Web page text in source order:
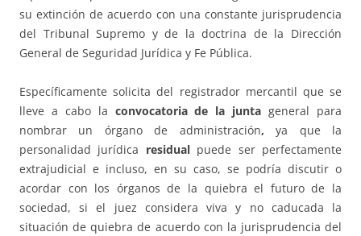
su extinción de acuerdo con una constante jurisprudencia
del Tribunal Supremo y de la doctrina de la Dirección
General de Seguridad Jurídica y Fe Pública.
Específicamente solicita del registrador mercantil que se
lleve a cabo la convocatoria de la junta general para
nombrar un órgano de administración,ya que la
personalidad jurídica residualpuede ser perfectamente
extrajudicial e incluso, en su caso, se podría discutir o
acordar con los órganos de la quiebra el futuro de la
sociedad, si el juez considera viva y no caducada la
situación de quiebra de acuerdo con la jurisprudencia del